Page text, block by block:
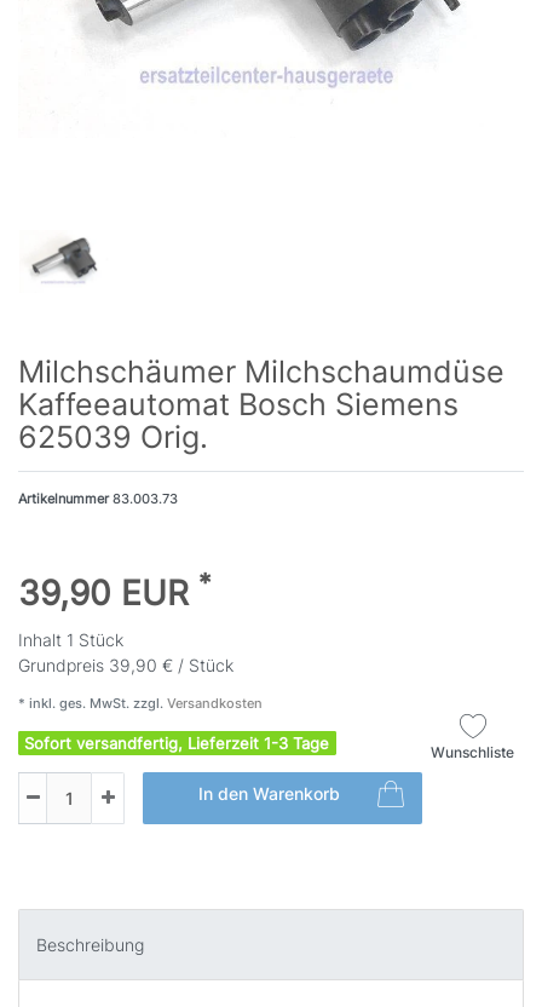
Milchschäumer Milchschaumdüse
Kaffeeautomat Bosch Siemens
625039 Orig.
Artikelnummer83.003.73
39,90 EUR *
Inhalt 1 Stück
Grundpreis 39,90 € / Stück
* inkl. ges. MwSt. zzgl. Versandkosten
Sofort versandfertig, Lieferzeit 1-3 Tage
In den Warenkorb
Wunschliste
Beschreibung